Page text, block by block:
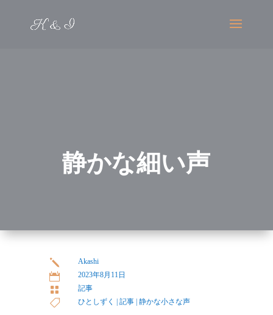
静かな細い声
j Akashi
 2023年8月11日
 記事
 ひとしずく |記事 |静かな小さな声